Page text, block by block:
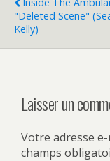
"deleted Scene"
Kelly)
Laisser un
Votre adresse
champs